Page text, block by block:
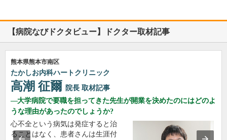
【病院なびドクタビュー】ドクター取材記事
熊本県熊本市南区
たかしお内科ハートクリニック
高潮 征爾 院長 取材記事
大学病院で要職を担ってきた先生が開業を決めたのにはどのよ
うな理由があったのでしょうか?
心不全という病気は発症すると治
ることはなく、患者さんは生涯付